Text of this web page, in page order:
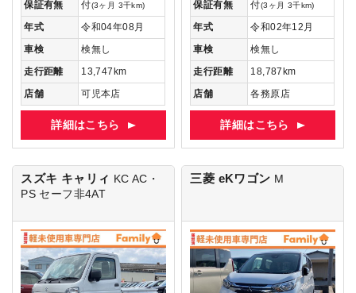
保証有無
付(3ヶ月 3千km)
年式
令和04年08月
車検
検無し
走行距離
13,747km
店舗
可児本店
詳細はこちら
保証有無
付(3ヶ月 3千km)
年式
令和02年12月
車検
検無し
走行距離
18,787km
店舗
各務原店
詳細はこちら
スズキ キャリィ KC AC・
PS セーフ非4AT
三菱 eKワゴン M